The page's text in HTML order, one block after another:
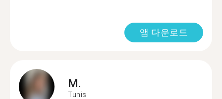
앱 다운로드
M.
Tunis